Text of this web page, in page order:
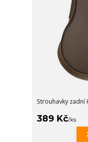
Strouhavky zadní
389 Kč/ks